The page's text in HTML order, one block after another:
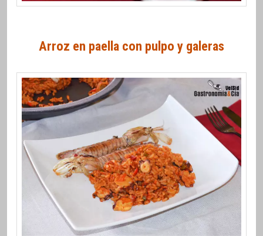
Arroz en paella con pulpo y galeras